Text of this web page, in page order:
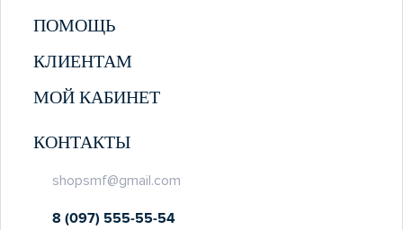
ПОМОЩЬ
КЛИЕНТАМ
МОЙ КАБИНЕТ
КОНТАКТЫ
shopsmf@gmail.com
8 (097) 555-55-54